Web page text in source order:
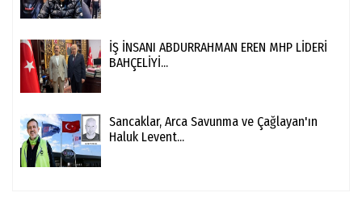
İŞ İNSANI ABDURRAHMAN EREN MHP LİDERİ
BAHÇELİYİ...
Sancaklar, Arca Savunma ve Çağlayan'ın
Haluk Levent...